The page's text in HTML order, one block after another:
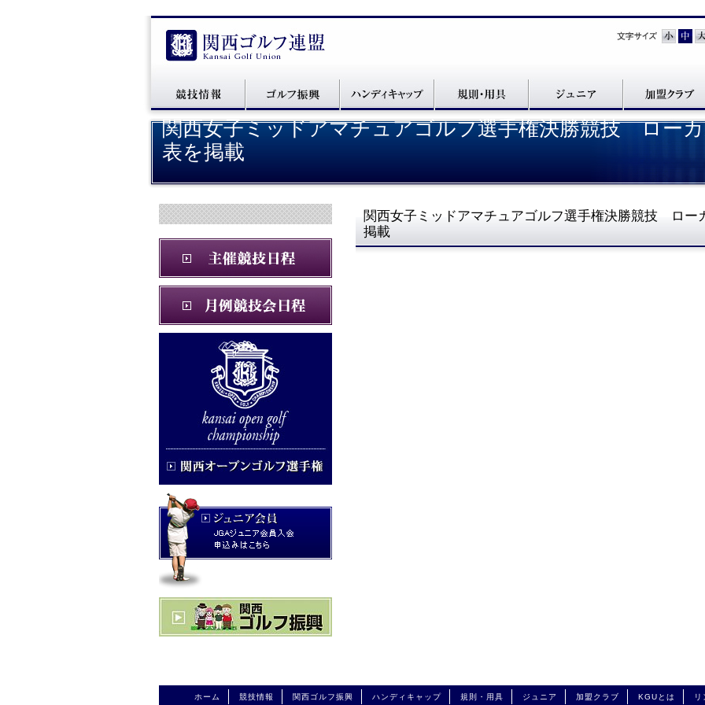
関西女子ミッドアマチュアゴルフ選手権決勝競技 ロー
表を掲載
関西女子ミッドアマチュアゴルフ選手権決勝競技 ロー
掲載
ホーム 競技情報 関西ゴルフ振興 ハンディキャップ 規則・用具 ジュニア 加盟クラブ KGUとは リ